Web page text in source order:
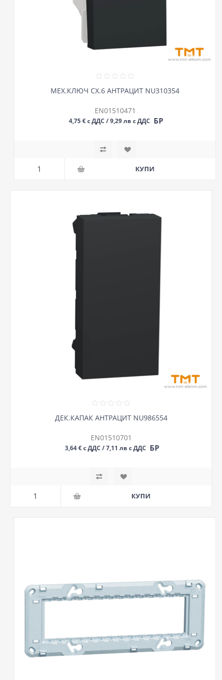
МЕХ.КЛЮЧ СХ.6 АНТРАЦИТ NU310354
EN01510471
4,75 € с ДДС / 9,29 лв с ДДС БР
ДЕК.КАПАК АНТРАЦИТ NU986554
EN01510701
3,64 € с ДДС / 7,11 лв с ДДС БР